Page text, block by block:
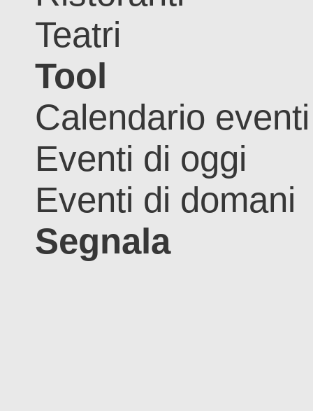
Teatri
Tool
Calendario eventi
Eventi di oggi
Eventi di domani
Segnala